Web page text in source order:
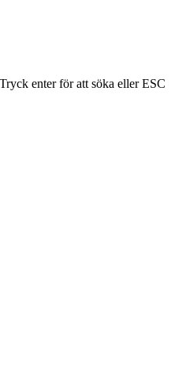
Tryck enter för att söka eller ESC